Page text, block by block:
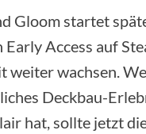
Gloom startet
Early Access auf
weiter wachsen.
Deckbau-
hat, sollte jetzt